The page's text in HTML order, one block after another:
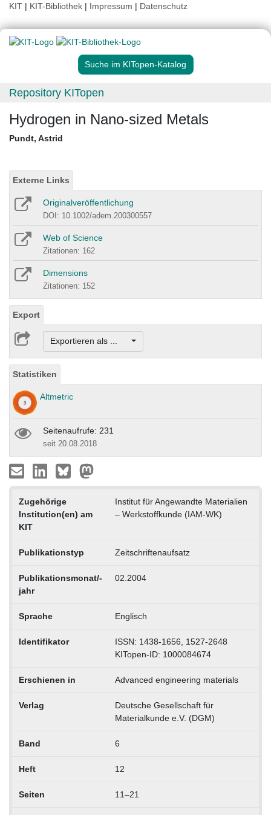
KIT | KIT-Bibliothek | Impressum | Datenschutz
Suche im KITopen-Katalog
Repository KITopen
Hydrogen in Nano-sized Metals
Pundt, Astrid
Externe Links
Originalveröffentlichung
DOI: 10.1002/adem.200300557
Web of Science
Zitationen: 162
Dimensions
Zitationen: 152
Export
Exportieren als ...
Statistiken
Altmetric
Seitenaufrufe: 231
seit 20.08.2018
Zugehörige
Institution(en) am
KIT
Institut für Angewandte Materialien
– Werkstoffkunde (IAM-WK)
Publikationstyp Zeitschriftenaufsatz
Publikationsmonat/-
jahr
02.2004
Sprache Englisch
Identifikator
ISSN: 1438-1656, 1527-2648
KITopen-ID: 1000084674
Erschienen in Advanced engineering materials
Verlag
Deutsche Gesellschaft für
Materialkunde e.V. (DGM)
Band 6
Heft 12
Seiten 11–21